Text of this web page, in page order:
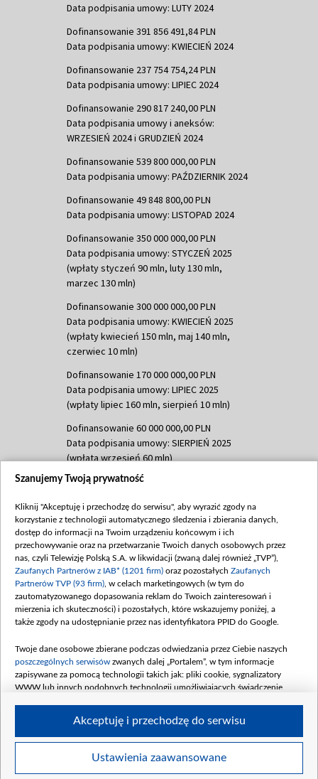
Data podpisania umowy: LUTY 2024
Dofinansowanie 391 856 491,84 PLN
Data podpisania umowy: KWIECIEŃ 2024
Dofinansowanie 237 754 754,24 PLN
Data podpisania umowy: LIPIEC 2024
Dofinansowanie 290 817 240,00 PLN
Data podpisania umowy i aneksów:
WRZESIEŃ 2024 i GRUDZIEŃ 2024
Dofinansowanie 539 800 000,00 PLN
Data podpisania umowy: PAŹDZIERNIK 2024
Dofinansowanie 49 848 800,00 PLN
Data podpisania umowy: LISTOPAD 2024
Dofinansowanie 350 000 000,00 PLN
Data podpisania umowy: STYCZEŃ 2025
(wpłaty styczeń 90 mln, luty 130 mln,
marzec 130 mln)
Dofinansowanie 300 000 000,00 PLN
Data podpisania umowy: KWIECIEŃ 2025
(wpłaty kwiecień 150 mln, maj 140 mln,
czerwiec 10 mln)
Dofinansowanie 170 000 000,00 PLN
Data podpisania umowy: LIPIEC 2025
(wpłaty lipiec 160 mln, sierpień 10 mln)
Dofinansowanie 60 000 000,00 PLN
Data podpisania umowy: SIERPIEŃ 2025
(wpłata wrzesień 60 mln)
Dofinansowanie 635 783 051,21 PLN
(wpłata wrzesień 100 mln, październik 350
mln, listopad 265 mln)
Dofinansowanie 48 862 000,00 PLN
Data podpisania umowy: GRUDZIEŃ 2025
(wpłata grudzień 60,548 mln)
Dofinansowanie 900 000 000,00 PLN
Data podpisania umowy: LUTY 2026 (wpłata
kwiecień 180 mln, 7 maja 180 mln, 8
czerwca 90 mln)
Dofinansowanie 250 000 000,00 PLN
4 sierpnia 250 mln
Szanujemy Twoją prywatność
Kliknij "Akceptuję i przechodzę do serwisu", aby wyrazić zgody na
korzystanie z technologii automatycznego śledzenia i zbierania danych,
dostęp do informacji na Twoim urządzeniu końcowym i ich
przechowywanie oraz na przetwarzanie Twoich danych osobowych przez
nas, czyli Telewizję Polską S.A. w likwidacji (zwaną dalej również „TVP”),
Zaufanych Partnerów z IAB* (1201 firm) oraz pozostałych Zaufanych
Partnerów TVP (93 firm) , w celach marketingowych (w tym do
zautomatyzowanego dopasowania reklam do Twoich zainteresowań i
mierzenia ich skuteczności) i pozostałych, które wskazujemy poniżej, a
także zgody na udostępnianie przez nas identyfikatora PPID do Google.
Twoje dane osobowe zbierane podczas odwiedzania przez Ciebie naszych
poszczególnych serwisów zwanych dalej „Portalem”, w tym informacje
zapisywane za pomocą technologii takich jak: pliki cookie, sygnalizatory
WWW lub innych podobnych technologii umożliwiających świadczenie
Twoje dane osobowe zbierane podczas odwiedzania przez Ciebie
Ustawienia zaawansowane
Akceptuję i przechodzę do serwisu